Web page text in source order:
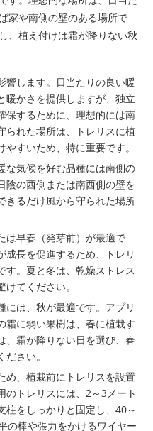
家や南側の壁のある場所で
、植え付けは霜が降りない秋
響します。日当たりの良い暖
暖かさを提供しますが、独立
保するために、理想的には南
られた場所は、トレリスに植
すいため、特に重要です。
な気候を好む品種には南側の
陰の西側または南西側の壁を
きるだけ風から守られた場所
は早春（発芽前）が最適で
成長を促進するため、トレリ
す。夏と冬は、乾燥ストレス
てください。
には、秋が最適です。アプリ
霜に弱い果樹は、春に植栽す
、霜が降りない日を選び、春
さい。
め、植栽前にトレリスを設置
のトレリスには、2～3メート
柱をしっかりと固定し、40～
の棒や張力をかけるワイヤー